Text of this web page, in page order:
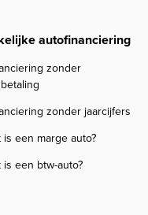
autofinanciering
zonder
zonder jaarcijfers
is een marge auto?
is een btw-auto?